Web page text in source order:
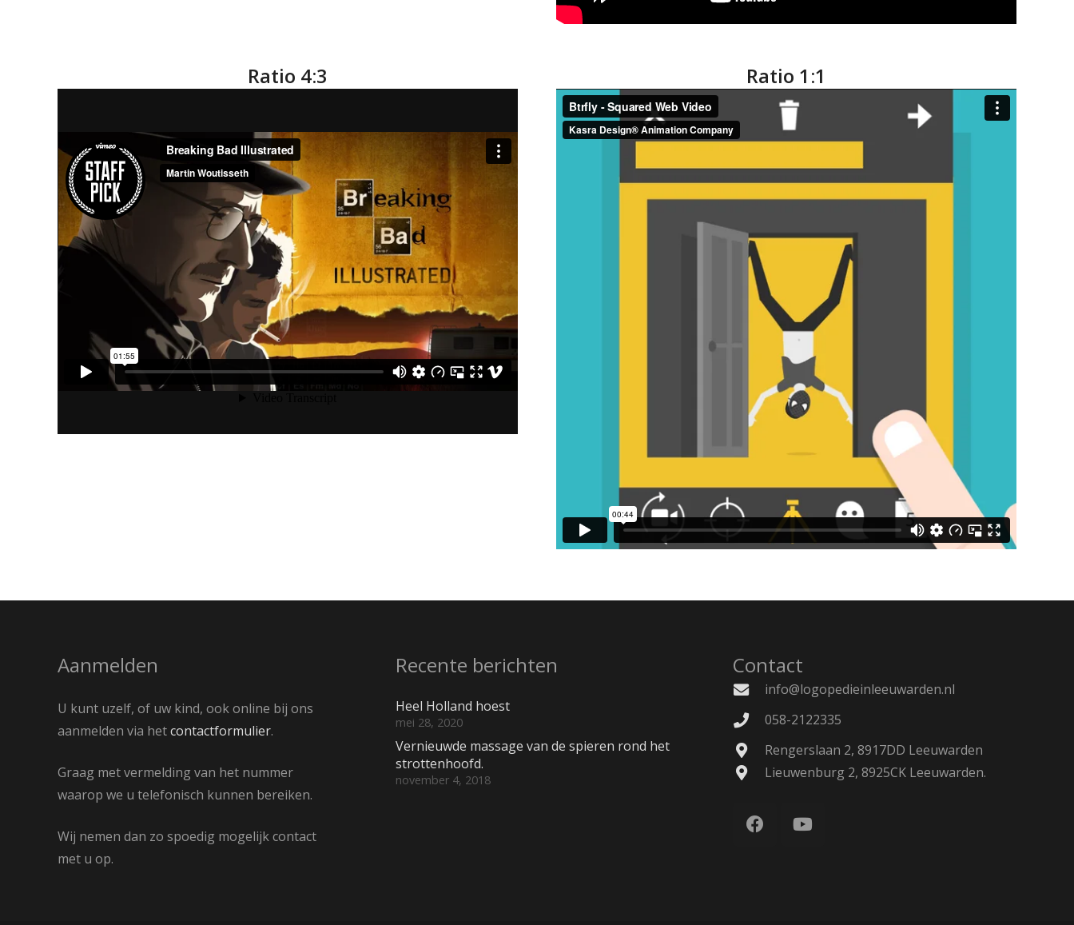
Ratio 4:3 Ratio 1:1
Aanmelden
U kunt uzelf, of uw kind, ook online bij ons
aanmelden via hetcontactformulier.
Graag met vermelding van het nummer
waarop we u telefonisch kunnen bereiken.
Wij nemen dan zo spoedig mogelijk contact
met u op.
Recente berichten
Heel Holland hoest
mei 28, 2020
Vernieuwde massage van de spieren rond het
strottenhoofd.
november 4, 2018
Contact
info@logopedieinleeuwarden.nl
058-2122335
Rengerslaan 2, 8917DD Leeuwarden
Lieuwenburg 2, 8925CK Leeuwarden.